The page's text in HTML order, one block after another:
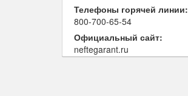
Телефоны горячей линии:
800-700-65-54
Официальный сайт:
neftegarant.ru